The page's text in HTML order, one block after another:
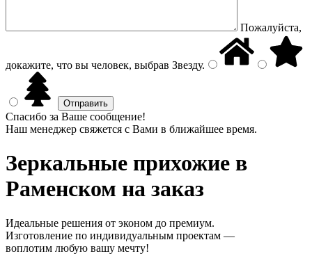
Пожалуйста,
докажите, что вы человек, выбрав Звезду.
Спасибо за Ваше сообщение!
Наш менеджер свяжется с Вами в ближайшее время.
Зеркальные прихожие в
Раменском на заказ
Идеальные решения от эконом до премиум.
Изготовление по индивидуальным проектам —
воплотим любую вашу мечту!